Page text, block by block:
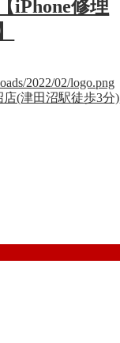
iPhone修理
2022/02/logo.png
店(津田沼駅徒歩3分)